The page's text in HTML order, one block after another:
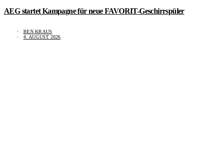
AEG startet Kampagne für neue FAVORIT-Geschirrspüler
BEN KRAUS
4. AUGUST 2026